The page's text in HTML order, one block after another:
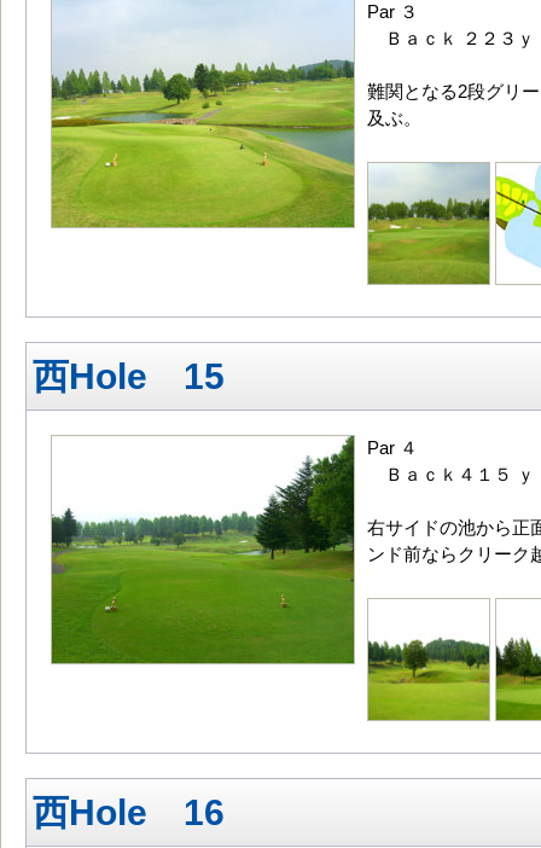
Par ３
Ｂａｃｋ ２２３
難関となる2段グリ
及ぶ。
西Hole 15
Par ４
Ｂａｃｋ４１５
右サイドの池から正
ンド前ならクリーク
西Hole 16